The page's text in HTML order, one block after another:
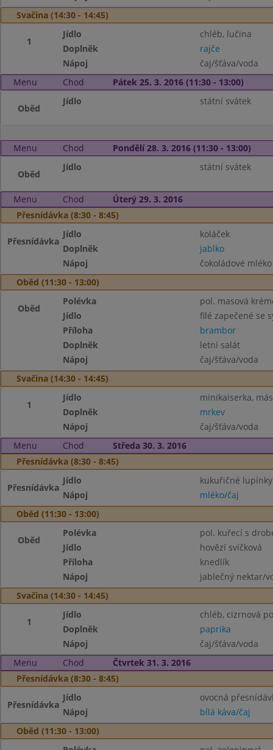
Svačina (14:30 - 14:45)
1
Jídlo
chléb, lučina
Doplněk
rajče
Nápoj
čaj/šťáva/voda
Menu
Chod Pátek 25. 3. 2016 (11:30 - 13:00)
Oběd
Jídlo státní svátek
Menu Chod Pondělí 28. 3. 2016 (11:30 - 13:00)
Oběd
Jídlo státní svátek
Menu Chod
Úterý 29. 3. 2016
Přesnídávka (8:30 - 8:45)
Přesnídávka
Jídlo
koláček
Doplněk
jablko
Nápoj
čokoládové mléko
Oběd (11:30 - 13:00)
Oběd
Polévka
pol. masová
Jídlo
filé zapečené se
Příloha
brambor
Doplněk
letní salát
Nápoj
čaj/šťáva/voda
Svačina (14:30 - 14:45)
1
Jídlo
minikaiserka,
Doplněk
mrkev
Nápoj
čaj/šťáva/voda
Menu
Chod
Středa 30. 3. 2016
Přesnídávka (8:30 - 8:45)
Přesnídávka
Jídlo
kukuřičné lupínky
Nápoj
mléko/čaj
Oběd (11:30 - 13:00)
Oběd
Polévka
pol. kuřecí s
Jídlo
hovězí svíčková
Příloha
knedlík
Nápoj
jablečný nektar/
Svačina (14:30 - 14:45)
1
Jídlo
chléb, cizrnová
Doplněk
paprika
Nápoj
čaj/šťáva/voda
Menu
Chod
Čtvrtek 31. 3. 2016
Přesnídávka (8:30 - 8:45)
Přesnídávka
Jídlo
ovocná
Nápoj
bílá káva/čaj
Oběd (11:30 - 13:00)